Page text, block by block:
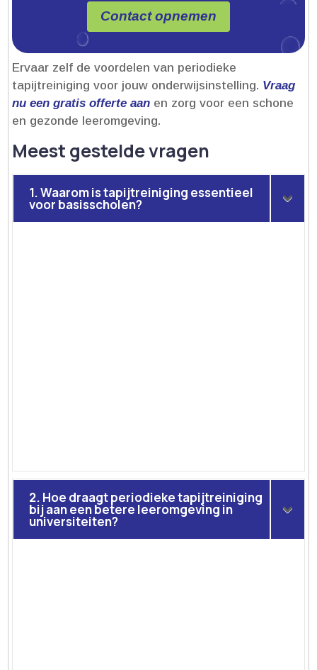
Contact opnemen
Ervaar zelf de voordelen van periodieke
tapijtreiniging voor jouw onderwijsinstelling.​ Vraag
nu een gratis offerte aan en zorg voor een schone
en gezonde leeromgeving.​
Meest gestelde vragen
1. Waarom is tapijtreiniging essentieel
voor basisscholen?
2. Hoe draagt periodieke tapijtreiniging
bij aan een betere leeromgeving in
universiteiten?